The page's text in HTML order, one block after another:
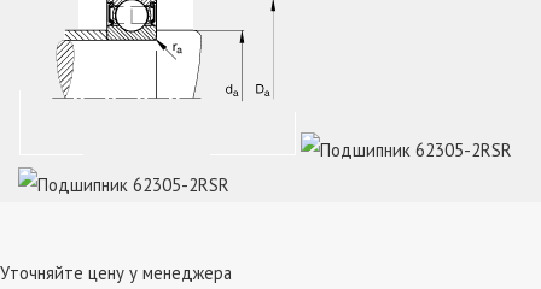
Уточняйте цену у менеджера